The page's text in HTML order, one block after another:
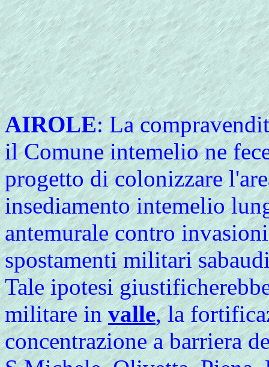
AIROLE:La
il Comune intemelio ne
progetto di colonizzare
insediamento intemelio
antemurale contro
spostamenti militari
Tale ipotesi
militare invalle, la
concentrazione a barriera